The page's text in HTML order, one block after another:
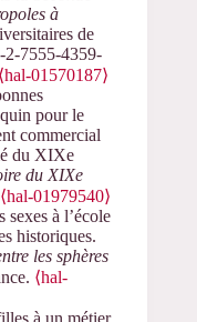
à
de
2-7555-4359-
⟨hal-01570187⟩
pour le
commercial
du XIXe
du XIXe
⟨hal-01979540⟩
à l’école
historiques.
les sphères
⟨hal-
à un métier